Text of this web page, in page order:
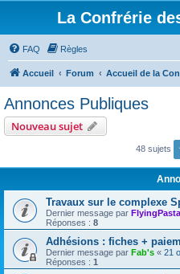
La Confrérie
FAQ Règles
Accueil Forum Accueil de la
Annonces Publiques
Nouveau sujet
48 sujets
Travaux sur le complexe
Dernier message par FlyingPasta
Réponses : 8
Adhésions : fiches +
Dernier message par Fab's « 21
Réponses : 1